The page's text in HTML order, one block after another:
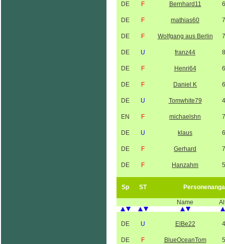
DE F Bernhard11
DE F mathias60
DE F Wolfgang aus Berlin
DE U franz44
DE F Henri64
DE F Daniel K
DE U Tomwhite79
EN F michaelshn
DE U klaus
DE F Gerhard
DE F Hanzahm
Sp ST
Name
DE U ElBe22
DE F BlueOceanTom